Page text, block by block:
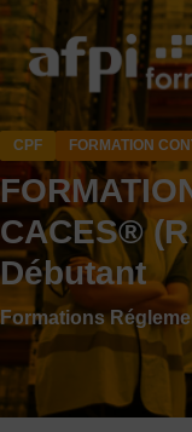
Aller
au
contenu
principal
CPF FORMATION
CACES®
Débutant
Formations